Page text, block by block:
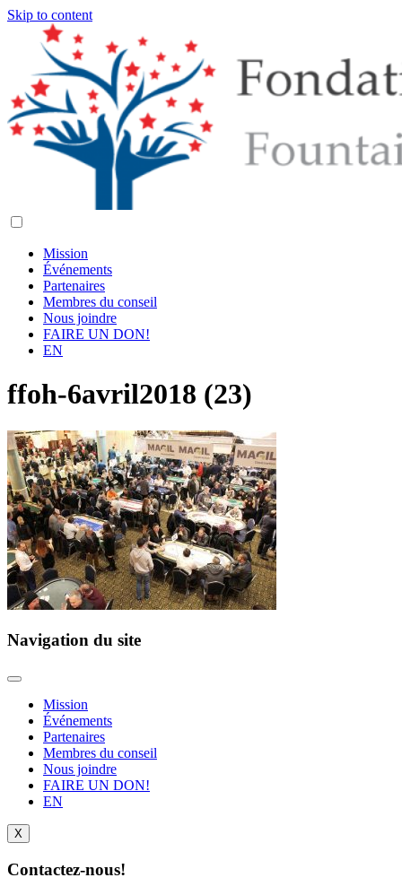
Skip to content
Mission
Événements
Partenaires
Membres du conseil
Nous joindre
FAIRE UN DON!
EN
ffoh-6avril2018 (23)
Navigation du site
Mission
Événements
Partenaires
Membres du conseil
Nous joindre
FAIRE UN DON!
EN
X
Contactez-nous!